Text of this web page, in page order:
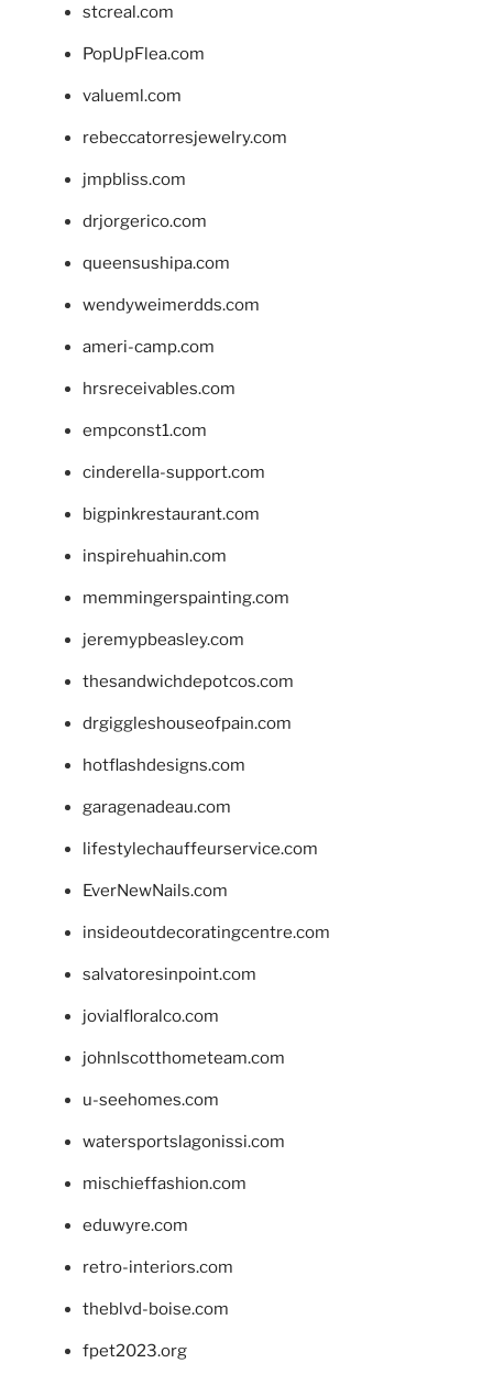
stcreal.com
PopUpFlea.com
valueml.com
rebeccatorresjewelry.com
jmpbliss.com
drjorgerico.com
queensushipa.com
wendyweimerdds.com
ameri-camp.com
hrsreceivables.com
empconst1.com
cinderella-support.com
bigpinkrestaurant.com
inspirehuahin.com
memmingerspainting.com
jeremypbeasley.com
thesandwichdepotcos.com
drgiggleshouseofpain.com
hotflashdesigns.com
garagenadeau.com
lifestylechauffeurservice.com
EverNewNails.com
insideoutdecoratingcentre.com
salvatoresinpoint.com
jovialfloralco.com
johnlscotthometeam.com
u-seehomes.com
watersportslagonissi.com
mischieffashion.com
eduwyre.com
retro-interiors.com
theblvd-boise.com
fpet2023.org